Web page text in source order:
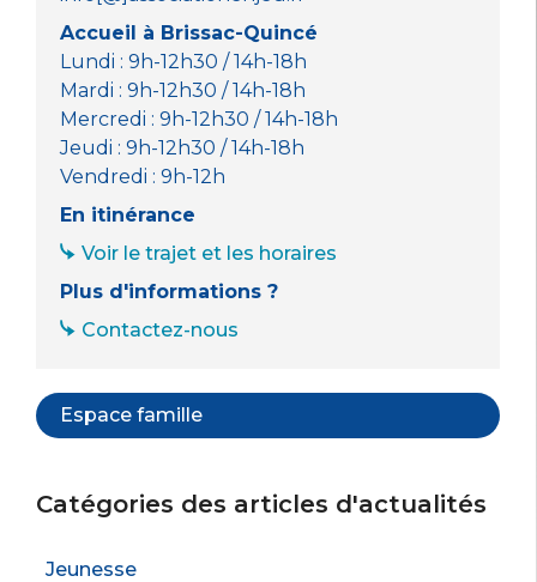
Accueil à Brissac-Quincé
Lundi : 9h-12h30 / 14h-18h
Mardi : 9h-12h30 / 14h-18h
Mercredi : 9h-12h30 / 14h-18h
Jeudi : 9h-12h30 / 14h-18h
Vendredi : 9h-12h
En itinérance
Voir le trajet et les horaires
Plus d'informations ?
Contactez-nous
Espace famille
Catégories des articles d'actualités
Jeunesse